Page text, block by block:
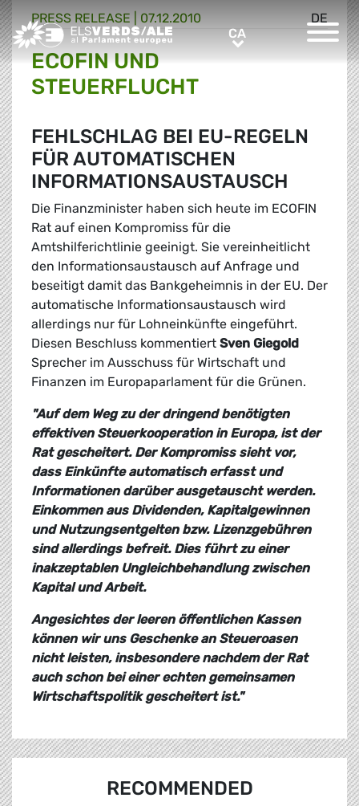
Greens/EFA Home CACA
DE
PRESS RELEASE | 07.12.2010
ECOFIN UND
STEUERFLUCHT
FEHLSCHLAG BEI EU-REGELN
FÜR AUTOMATISCHEN
INFORMATIONSAUSTAUSCH
Die Finanzminister haben sich heute im ECOFIN
Rat auf einen Kompromiss für die
Amtshilferichtlinie geeinigt. Sie vereinheitlicht
den Informationsaustausch auf Anfrage und
beseitigt damit das Bankgeheimnis in der EU. Der
automatische Informationsaustausch wird
allerdings nur für Lohneinkünfte eingeführt.
Diesen Beschluss kommentiert Sven Giegold
Sprecher im Ausschuss für Wirtschaft und
Finanzen im Europaparlament für die Grünen.
"Auf dem Weg zu der dringend benötigten
effektiven Steuerkooperation in Europa, ist der
Rat gescheitert. Der Kompromiss sieht vor,
dass Einkünfte automatisch erfasst und
Informationen darüber ausgetauscht werden.
Einkommen aus Dividenden, Kapitalgewinnen
und Nutzungsentgelten bzw. Lizenzgebühren
sind allerdings befreit. Dies führt zu einer
inakzeptablen Ungleichbehandlung zwischen
Kapital und Arbeit.
Angesichtes der leeren öffentlichen Kassen
können wir uns Geschenke an Steueroasen
nicht leisten, insbesondere nachdem der Rat
auch schon bei einer echten gemeinsamen
Wirtschaftspolitik gescheitert ist."
RECOMMENDED